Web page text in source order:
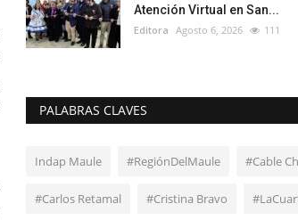
Atención Virtual en San...
Editora Agosto 6, 2026 111
PALABRAS CLAVES
Indap Maule #RegiónDelMaule #Cable
#Carlos Retamal #Cristina Bravo